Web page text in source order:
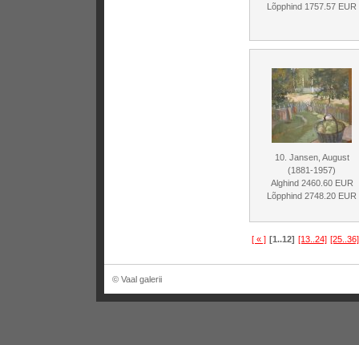
Lõpphind 1757.57 EUR
10. Jansen, August
(1881-1957)
Alghind 2460.60 EUR
Lõpphind 2748.20 EUR
[ « ] [1..12] [13..24] [25..36]
© Vaal galerii